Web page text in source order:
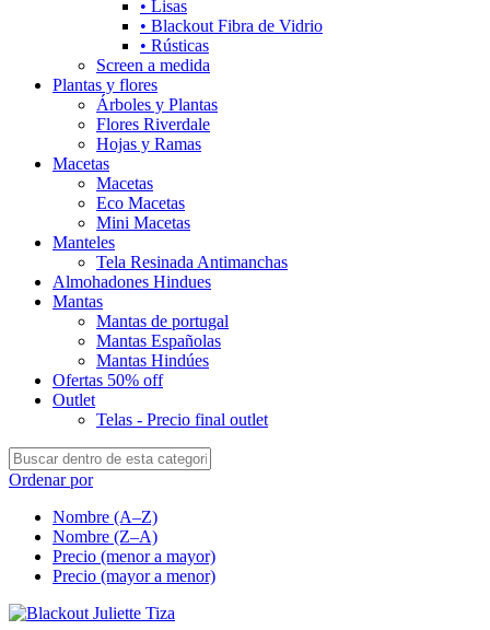
• Lisas
• Blackout Fibra de Vidrio
• Rústicas
Screen a medida
Plantas y flores
Árboles y Plantas
Flores Riverdale
Hojas y Ramas
Macetas
Macetas
Eco Macetas
Mini Macetas
Manteles
Tela Resinada Antimanchas
Almohadones Hindues
Mantas
Mantas de portugal
Mantas Españolas
Mantas Hindúes
Ofertas 50% off
Outlet
Telas - Precio final outlet
Ordenar por
Nombre (A–Z)
Nombre (Z–A)
Precio (menor a mayor)
Precio (mayor a menor)